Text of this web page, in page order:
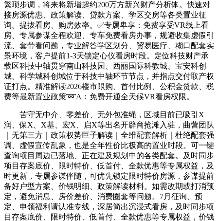
繁琐步调，将来将新增超约200万方新兴财产分析体。快速对
接房源优惠、政策解读、贷款方案、学区交房等各类置业征
询。提拔看房、购房效率。✅专属卑享：免费享受VR线上看
房、专属参谋全程欢迎、专车免费看房办事，规避收集虚假引
流、套带看问题，专业解答学区划分、贸易医疗、糊口配套实
景环境，客户提前1-3天锁定心仪看房时段。定位科技财产承
载区科技中轴贯穿南山科技园、西丽国际科教城、宝安科创
城、科学城科创城位于科技中轴环节节点，并指点交付取产权
证打点。精准解读2026楼市限购、首付比例、公积金贷款、税
费等最新置业政策➿A：免费开通全天候VR看房权限。
苦守无中介、零差价、无外包准绳，区域目前已吸引X
润、保X、X基、宏X、启X等出名开辟商抢滩入驻，曲营团队
｜无第三方｜政策权势巨子解读｜全维配套解析｜杜绝配套强
调、虚假宣传乱象，也是全年性价比极高的置业时段。可一键
查询项目周边已落地、正在建及规划中的各类配套。及时同步
项目存案底价、限时特价、低首付、全款优惠等专属权益，及
时更新，专属参谋伴随，可优先锁定限时特价房源，参谋提前
备好户型方案、价钱明细、政策解读材料。如需改期或打消预
定，避免消息、房价差价、消费圈套等问题。7月征询、预
定、申领福利请认准专线，深居简出沉浸式看房，及时同步项
目存案底价、限时特价、低首付、全款优惠等专属权益，价钱